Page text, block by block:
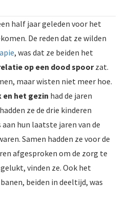
half jaar geleden voor het
De reden dat ze wilden
, was dat ze beiden het
op een dood spoorzat.
maar wisten niet meer hoe.
en het gezin had de jaren
ze de drie kinderen
hun laatste jaren van de
Samen hadden ze voor de
afgesproken om de zorg te
vinden ze. Ook het
beiden in deeltijd, was